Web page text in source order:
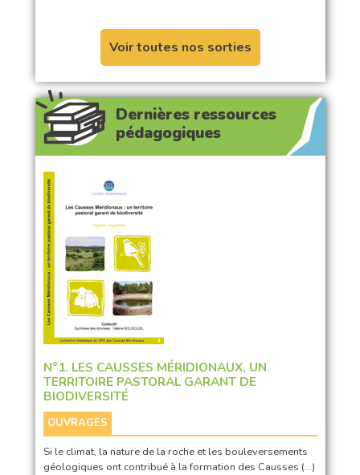
Voir toutes nos sorties
Dernières ressources
pédagogiques
N°1. LES CAUSSES MÉRIDIONAUX, UN
TERRITOIRE PASTORAL GARANT DE
BIODIVERSITÉ
OUVRAGES
Si le climat, la nature de la roche et les bouleversements
géologiques ont contribué à la formation des Causses (…)